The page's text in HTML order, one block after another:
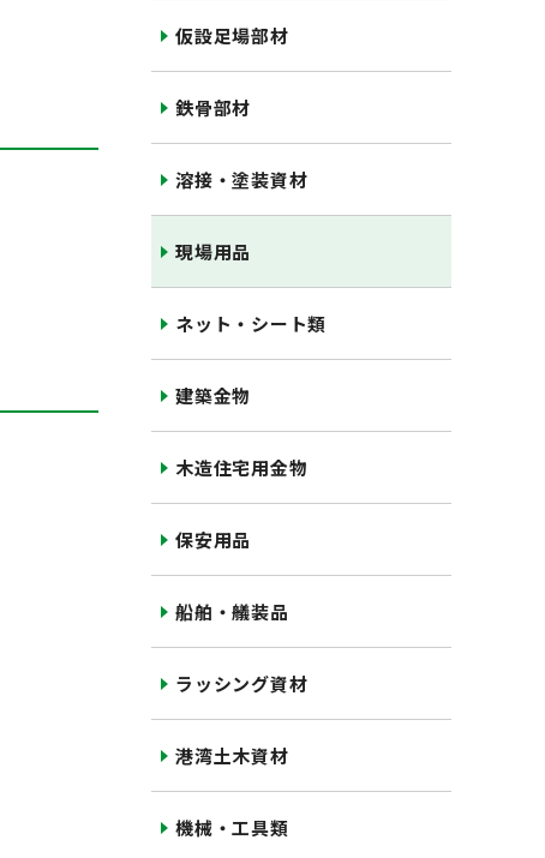
仮設足場部材
鉄骨部材
溶接・塗装資材
現場用品
ネット・シート類
建築金物
木造住宅用金物
保安用品
船舶・艤装品
ラッシング資材
港湾土木資材
機械・工具類